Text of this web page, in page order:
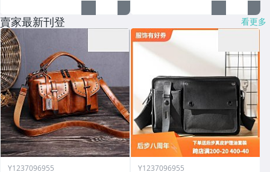
賣家最新刊登 看更多
Y1237096955 Y1237096955